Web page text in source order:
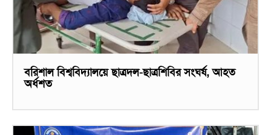
বরিশাল বিশ্ববিদ্যালয়ে ছাত্রদল-ছাত্রশিবির সংঘর্ষ, আহত
অর্ধশত